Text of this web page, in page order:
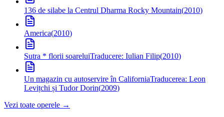
136 de silabe la Centrul Dharma Rocky Mountain(2010)
America(2010)
Sutra * florii soareluiTraducere: Iulian Filip(2010)
Un magazin cu autoservire în CaliforniaTraducerea: Leon
Levițchi și Tudor Dorin(2009)
Vezi toate operele →